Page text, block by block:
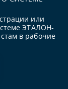
или
ЭТАЛОН-
в рабочие